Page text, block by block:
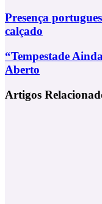
Presença
portuguesa
nas
importantes
feiras
calçado
Presença
calçado
“Tempestade
Ainda”
de
Handke,
“Tempestade
Aberto
Artigos